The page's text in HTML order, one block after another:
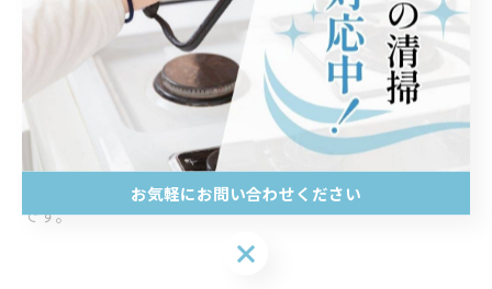
や省エネ効果も期待でき、機器の寿命延長にもつながり
ます。実際、専門業者のクリーニング後に「アレルギー
症状が軽減した」「エアコンの効きが良くなった」とい
った利用者の声も多数報告されています。健康な住環境
のためには、見た目だけでなく内部の清潔維持が不可欠
です。
お気軽にお問い合わせください
お気軽にお問い合わせください